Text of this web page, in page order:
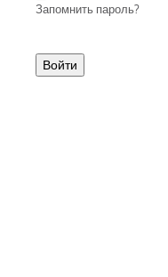
Запомнить пароль?